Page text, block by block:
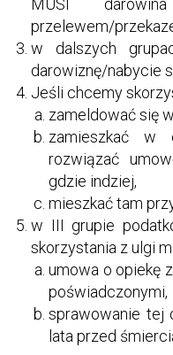
MUSI
przelewem/
w dalszych
darowiznę/nabycie
Jeśli chcemy
zameldować się
zamieszkać w
rozwiązać
gdzie indziej,
mieszkać tam
w III grupie
skorzystania z ulgi
umowa o opiekę
poświadczonymi,
sprawowanie tej
lata przed